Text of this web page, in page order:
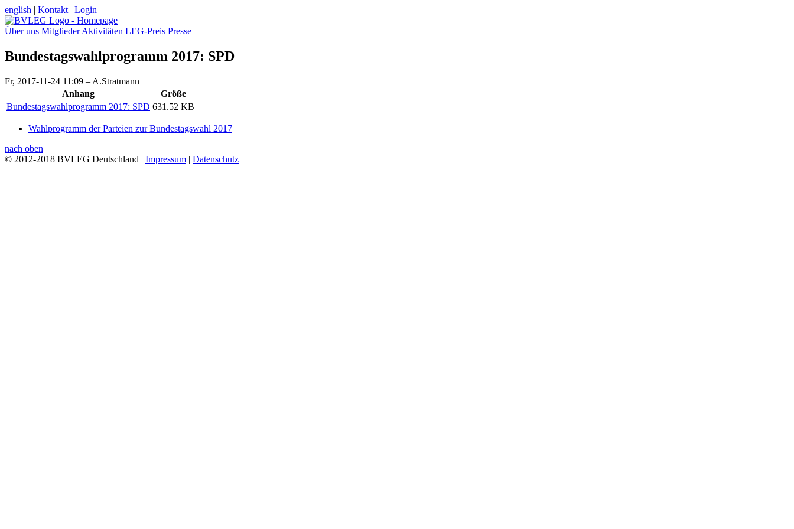
english | Kontakt | Login
Über uns Mitglieder Aktivitäten LEG-Preis Presse
Bundestagswahlprogramm 2017: SPD
Fr, 2017-11-24 11:09 – A.Stratmann
Anhang
Größe
Bundestagswahlprogramm 2017: SPD 631.52 KB
Wahlprogramm der Parteien zur Bundestagswahl 2017
nach oben
© 2012-2018 BVLEG Deutschland | Impressum | Datenschutz